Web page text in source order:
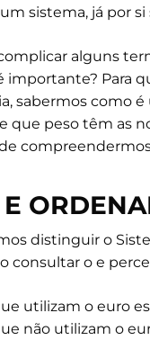
sistema, já por
alguns
importante? Para
sabermos como
que peso têm as
distinguir o
consultar o e
utilizam o euro
não utilizam o